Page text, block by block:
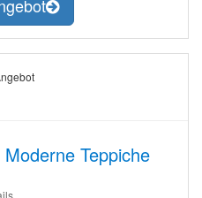
Teppiche